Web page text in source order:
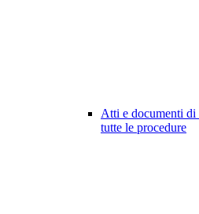
Atti e documenti di
tutte le procedure